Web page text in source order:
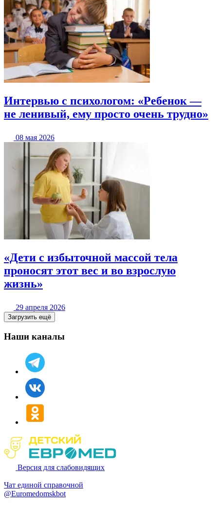
Интервью с психологом: «Ребенок —
не ленивый, ему просто очень трудно»
08 мая 2026
«Дети с избыточной массой тела
проносят этот вес и во взрослую
жизнь»
29 апреля 2026
Загрузить ещё
Наши каналы
Версия для слабовидящих
Чат единой справочной
@Euromedomskbot